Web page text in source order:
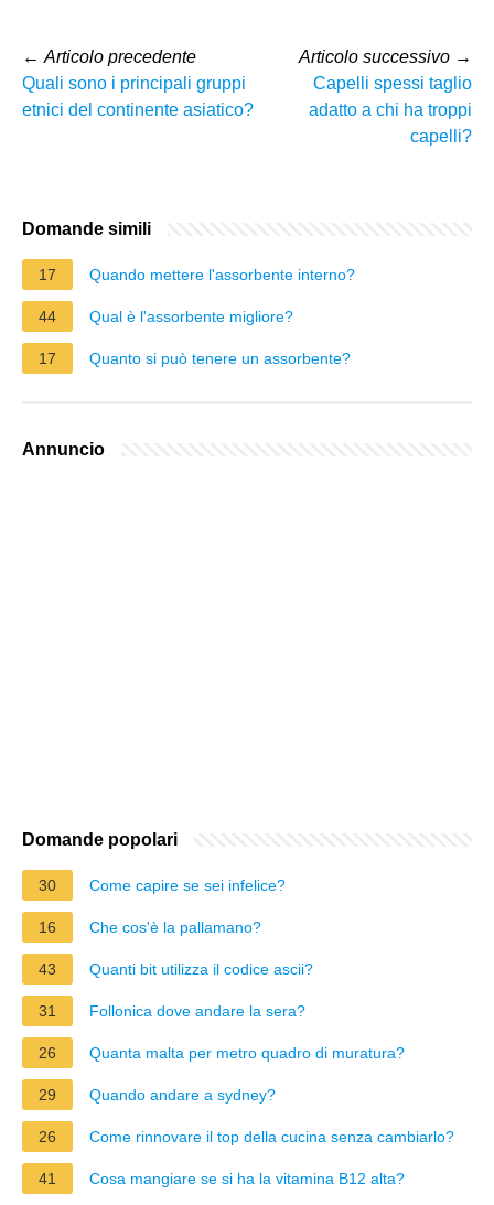
← Articolo precedente
Quali sono i principali gruppi
etnici del continente asiatico?
Articolo successivo →
Capelli spessi taglio
adatto a chi ha troppi
capelli?
Domande simili
17 Quando mettere l'assorbente interno?
44 Qual è l'assorbente migliore?
17 Quanto si può tenere un assorbente?
Annuncio
Domande popolari
30 Come capire se sei infelice?
16 Che cos'è la pallamano?
43 Quanti bit utilizza il codice ascii?
31 Follonica dove andare la sera?
26 Quanta malta per metro quadro di muratura?
29 Quando andare a sydney?
26 Come rinnovare il top della cucina senza cambiarlo?
41 Cosa mangiare se si ha la vitamina B12 alta?